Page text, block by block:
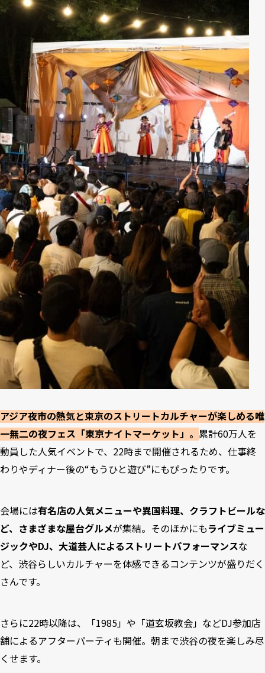
アジア夜市の熱気と東京のストリートカルチャーが楽しめる唯
一無二の夜フェス「東京ナイトマーケット」。 累計60万人を
動員した人気イベントで、22時まで開催されるため、仕事終
わりやディナー後の“もうひと遊び”にもぴったりです。
会場には有名店の人気メニューや異国料理、クラフトビールな
ど、さまざまな屋台グルメが集結。そのほかにもライブミュー
ジックやDJ、大道芸人によるストリートパフォーマンスな
ど、渋谷らしいカルチャーを体感できるコンテンツが盛りだく
さんです。
さらに22時以降は、「1985」や「道玄坂教会」などDJ参加店
舗によるアフターパーティも開催。朝まで渋谷の夜を楽しみ尽
くせます。